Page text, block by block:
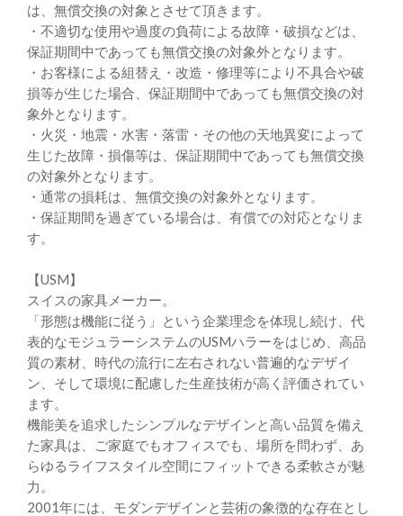
は、無償交換の対象とさせて頂きます。
・不適切な使用や過度の負荷による故障・破損などは、
保証期間中であっても無償交換の対象外となります。
・お客様による組替え・改造・修理等により不具合や破
損等が生じた場合、保証期間中であっても無償交換の対
象外となります。
・火災・地震・水害・落雷・その他の天地異変によって
生じた故障・損傷等は、保証期間中であっても無償交換
の対象外となります。
・通常の損耗は、無償交換の対象外となります。
・保証期間を過ぎている場合は、有償での対応となりま
す。
【USM】
スイスの家具メーカー。
「形態は機能に従う」という企業理念を体現し続け、代
表的なモジュラーシステムのUSMハラーをはじめ、高品
質の素材、時代の流行に左右されない普遍的なデザイ
ン、そして環境に配慮した生産技術が高く評価されてい
ます。
機能美を追求したシンプルなデザインと高い品質を備え
た家具は、ご家庭でもオフィスでも、場所を問わず、あ
らゆるライフスタイル空間にフィットできる柔軟さが魅
力。
2001年には、モダンデザインと芸術の象徴的な存在とし